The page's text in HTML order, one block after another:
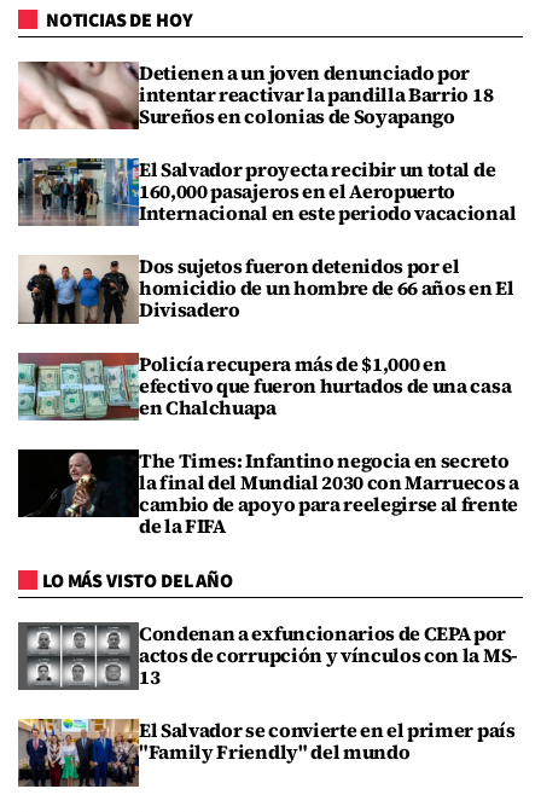
NOTICIAS DE HOY
Detienen a un joven denunciado por
intentar reactivar la pandilla Barrio 18
Sureños en colonias de Soyapango
El Salvador proyecta recibir un total de
160,000 pasajeros en el Aeropuerto
Internacional en este periodo vacacional
Dos sujetos fueron detenidos por el
homicidio de un hombre de 66 años en El
Divisadero
Policía recupera más de $1,000 en
efectivo que fueron hurtados de una casa
en Chalchuapa
The Times: Infantino negocia en secreto
la final del Mundial 2030 con Marruecos a
cambio de apoyo para reelegirse al frente
de la FIFA
LO MÁS VISTO DEL AÑO
Condenan a exfuncionarios de CEPA por
actos de corrupción y vínculos con la MS-
13
El Salvador se convierte en el primer país
"Family Friendly" del mundo